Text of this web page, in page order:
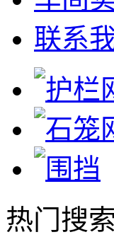
联系我
热门搜